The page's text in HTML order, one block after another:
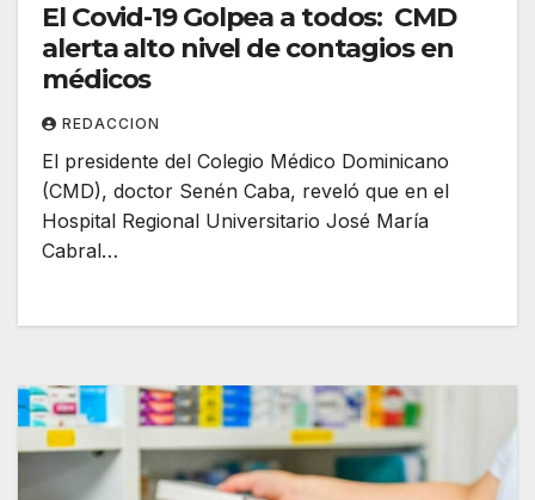
El Covid-19 Golpea a todos: CMD
alerta alto nivel de contagios en
médicos
REDACCION
El presidente del Colegio Médico Dominicano
(CMD), doctor Senén Caba, reveló que en el
Hospital Regional Universitario José María
Cabral…